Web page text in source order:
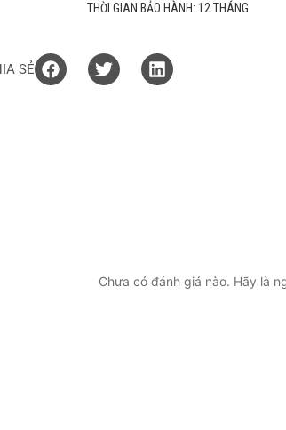
THỜI GIAN BẢO HÀNH: 12 THÁNG
SẺ
Chưa có đánh giá nào. Hãy là